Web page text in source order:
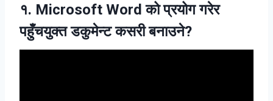
१. Microsoft Word को प्रयोग गरेर
पहुँचयुक्त डकुमेन्ट कसरी बनाउने?